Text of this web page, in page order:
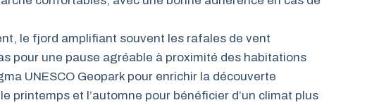
le fjord amplifiant souvent les rafales de vent
pour une pause agréable à proximité des habitations
UNESCO Geopark pour enrichir la découverte
printemps et l’automne pour bénéficier d’un climat plus